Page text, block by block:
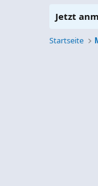
Jetzt
Startseite